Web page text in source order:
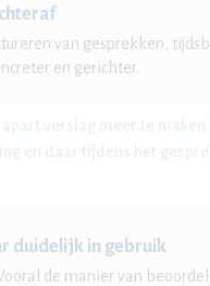
van gesprekken,
en gerichter.
apart verslag meer te
en daar tijdens het
duidelijk in gebruik
de manier van